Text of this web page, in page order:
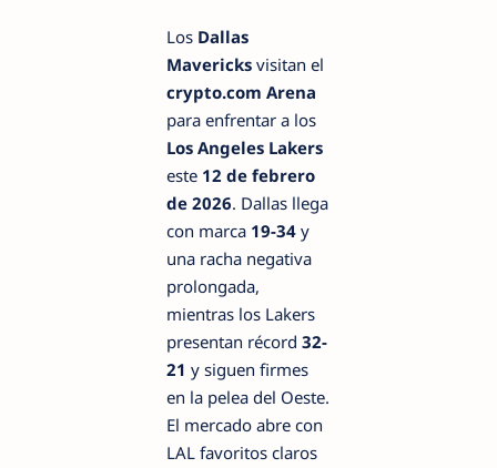
Los Dallas
Mavericks visitan el
crypto.com Arena
para enfrentar a los
Los Angeles Lakers
este 12 de febrero
de 2026. Dallas llega
con marca 19-34 y
una racha negativa
prolongada,
mientras los Lakers
presentan récord 32-
21 y siguen firmes
en la pelea del Oeste.
El mercado abre con
LAL favoritos claros